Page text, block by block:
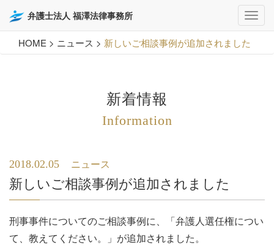
弁護士法人 福澤法律事務所
HOME > ニュース > 新しいご相談事例が追加されました
新着情報
Information
2018.02.05 ニュース
新しいご相談事例が追加されました
刑事事件についてのご相談事例に、「弁護人選任権につい
て、教えてください。
」が追加されました。